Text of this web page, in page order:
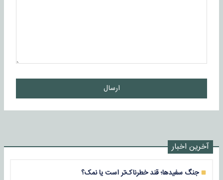
ارسال
آخرین اخبار
جنگ سفیدها؛ قند خطرناک‌تر است یا نمک؟